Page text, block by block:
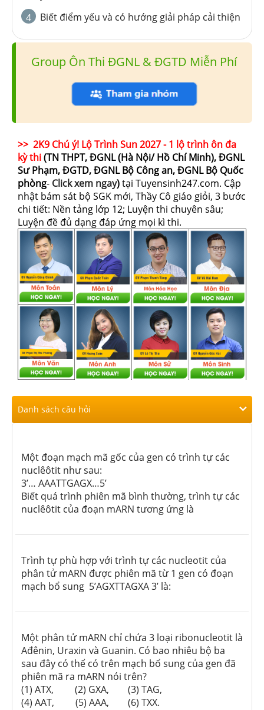
4
Biết điểm yếu và có hướng giải pháp cải thiện
Group Ôn Thi ĐGNL & ĐGTD Miễn Phí
>> 2K9 Chú ý! Lộ Trình Sun 2027 - 1 lộ trình ôn đa
kỳ thi(TN THPT, ĐGNL (Hà Nội/ Hồ Chí Minh), ĐGNL
Sư Phạm, ĐGTD, ĐGNL Bộ Công an, ĐGNL Bộ Quốc
phòng- Click xem ngay)tại Tuyensinh247.com. Cập
nhật bám sát bộ SGK mới, Thầy Cô giáo giỏi, 3 bước
chi tiết: Nền tảng lớp 12; Luyện thi chuyên sâu;
Luyện đề đủ dạng đáp ứng mọi kì thi.
Danh sách câu hỏi
Một đoạn mạch mã gốc của gen có trình tự các
nuclêôtit như sau:
3’… AAATTGAGX…5’
Biết quá trình phiên mã bình thường, trình tự các
nuclêôtit của đoạn mARN tương ứng là
Trình tự phù hợp với trình tự các nucleotit của
phân tử mARN được phiên mã từ 1 gen có đoạn
mạch bổ sung 5’AGXTTAGXA 3’ là:
Một phân tử mARN chỉ chứa 3 loại ribonucleotit là
Ađênin, Uraxin và Guanin. Có bao nhiêu bộ ba
sau đây có thể có trên mạch bổ sung của gen đã
phiên mã ra mARN nói trên?
(1) ATX, (2) GXA, (3) TAG,
(4) AAT, (5) AAA, (6) TXX.